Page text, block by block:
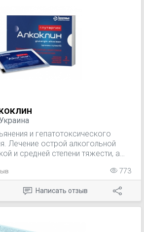
Лечение препаратом
соответствующей программы
включающей
поддержку.
и гепатотоксического
Лечение острой алкогольной
и средней степени тяжести, а
расстройств после острого
тяжелой степени.
773
Написать отзыв